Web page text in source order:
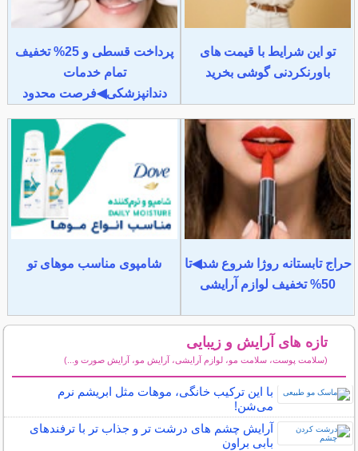
تو این شرایط با قیمت های
باورنکردنی گوشی بخرید
پرداخت قسطی و 25% تخفیف
تمام خدمات
دندانپزشکی◀فرصت محدود
حراج تابستانه روژا شروع شد◀تا
50% تخفیف لوازم آرایشی
شامپوی مناسب موهای تو
تازه های آرایش و زیبایی
(سلامت پوست، سلامت مو، لوازم آرایشی، آرایش مو، آرایش صورت و...)
با این ترکیب خانگی، موهات مثل ابریشم نرم
می‌شن!
آرایش چشم های درشت تر و جذاب تر با ترفندهای
بابی براون